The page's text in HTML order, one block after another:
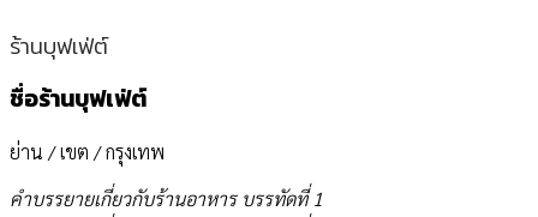
ร้านบุฟเฟ่ต์
ชื่อร้านบุฟเฟ่ต์
ย่าน / เขต / กรุงเทพ
คำบรรยายเกี่ยวกับร้านอาหาร บรรทัดที่ 1